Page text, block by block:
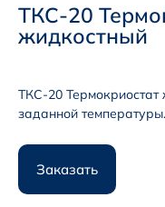
ТКС-20
жидкостный
ТКС-20
заданной температуры.
Заказать